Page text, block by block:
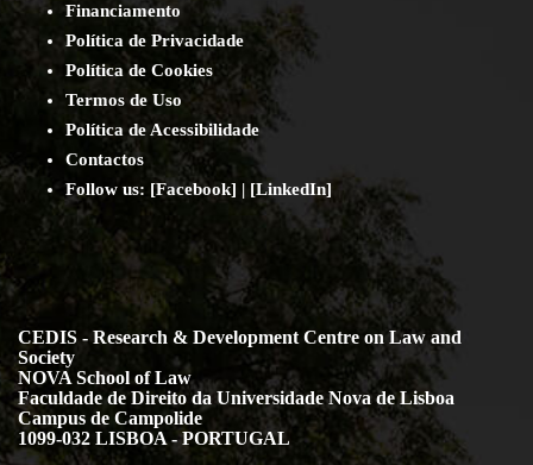
Financiamento
Política de Privacidade
Política de Cookies
Termos de Uso
Política de Acessibilidade
Contactos
Follow us: [Facebook] | [LinkedIn]
CEDIS - Research & Development Centre on Law and
Society
NOVA School of Law
Faculdade de Direito da Universidade Nova de Lisboa
Campus de Campolide
1099-032 LISBOA - PORTUGAL